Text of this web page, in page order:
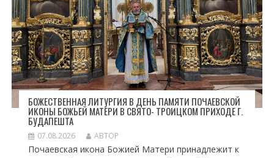
П
И
С
Я
М
БОЖЕСТВЕННАЯ ЛИТУРГИЯ В ДЕНЬ ПАМЯТИ ПОЧАЕВСКОЙ
ИКОНЫ БОЖЬЕЙ МАТЕРИ В СВЯТО- ТРОИЦКОМ ПРИХОДЕ Г.
БУДАПЕШТА
07.08.2026 АВТОР
Почаевская икона Божией Матери принадлежит к